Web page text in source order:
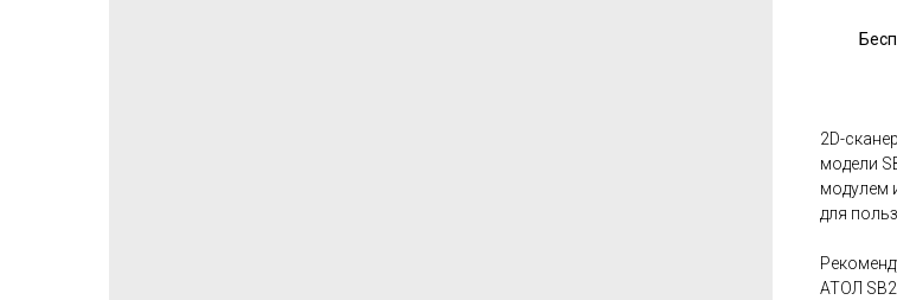
2D-
модели
модулем
для
АТОЛ